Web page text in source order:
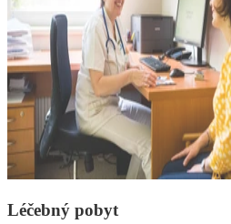
Léčebný pobyt